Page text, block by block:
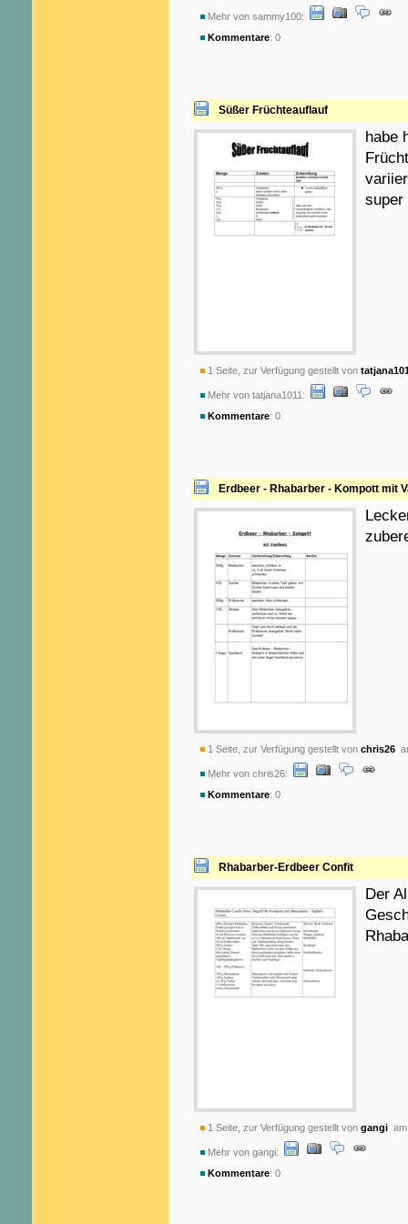
Mehr von sammy100:
Kommentare: 0
Süßer Früchteauflauf
habe
super
1 Seite, zur Verfügung gestellt von
Mehr von tatjana1011:
Kommentare: 0
Erdbeer - Rhabarber - Kompott mit
1 Seite, zur Verfügung gestellt von chris26
Mehr von chris26:
Kommentare: 0
Rhabarber-Erdbeer Confit
Der
1 Seite, zur Verfügung gestellt von gangi
Mehr von gangi:
Kommentare: 0